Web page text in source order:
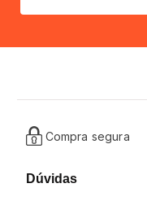
Compra segura
Dúvidas